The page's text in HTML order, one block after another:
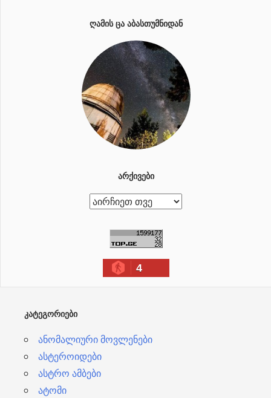
ᲦᲐᲛᲘᲡ ᲪᲐ ᲐᲑᲐᲡᲗᲣᲛᲜᲘᲓᲐᲜ
ᲐᲠᲥᲘᲕᲔᲑᲘ
ა
4
ᲙᲐᲢᲔᲒᲝᲠᲘᲔᲑᲘ
ანომალიური მოვლენები
ასტეროიდები
ასტრო ამბები
ატომი